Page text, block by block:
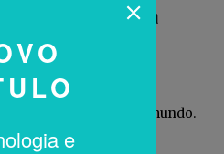
uma empresa
rápido o avanço
tomando espaço no mundo.
e